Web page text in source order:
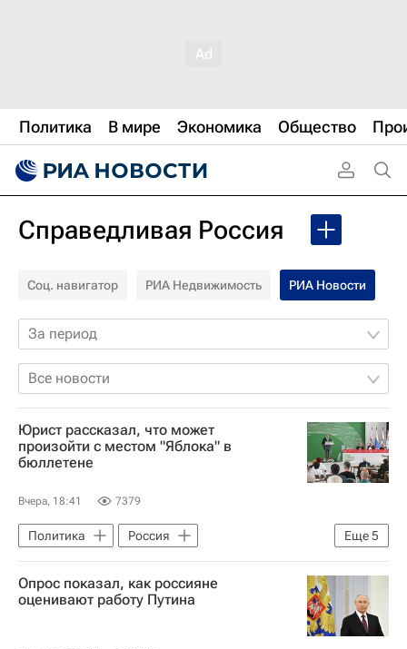
Политика В мире Экономика Общество
Справедливая Россия
Соц. навигатор РИА Недвижимость РИА Новости
За период
Все новости
Юрист рассказал, что может
произойти с местом "Яблока" в
бюллетене
Вчера, 18:41 7379
Еще5
Политика
Россия
Дмитрий Хрулев
Алексей Журавлев
Яблоко
ЛДПР Госдума РФ
Опрос показал, как россияне
оценивают работу Путина